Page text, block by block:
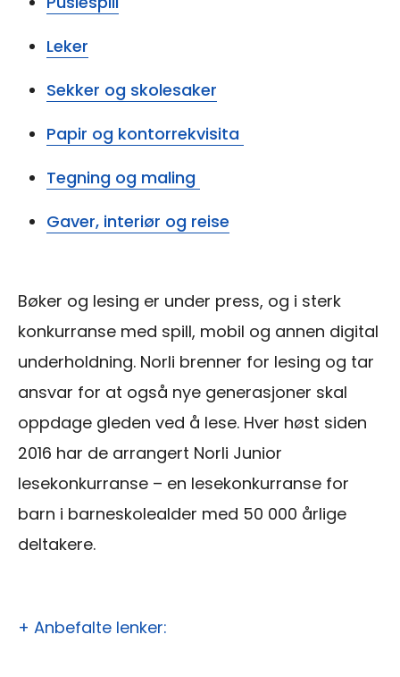
Leker
Sekker og skolesaker
Papir og kontorrekvisita
Tegning og maling
Gaver, interiør og reise
Bøker og lesing er under press, og i sterk
konkurranse med spill, mobil og annen digital
underholdning. Norli brenner for lesing og tar
ansvar for at også nye generasjoner skal
oppdage gleden ved å lese. Hver høst siden
2016 har de arrangert Norli Junior
lesekonkurranse – en lesekonkurranse for
barn i barneskolealder med 50 000 årlige
deltakere.
+ Anbefalte lenker: